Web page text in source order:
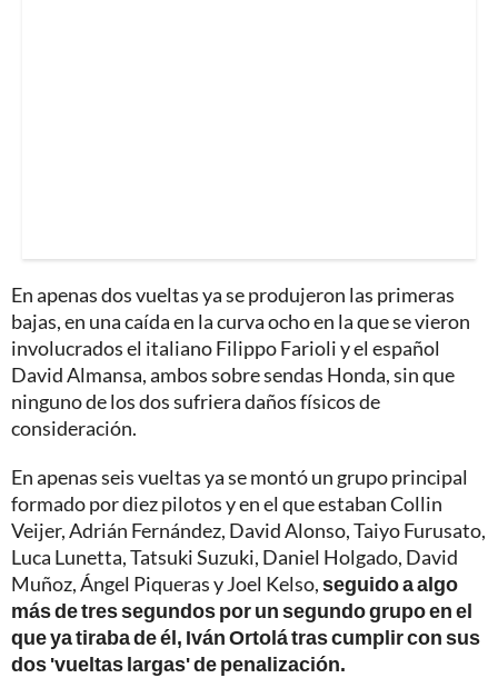
En apenas dos vueltas ya se produjeron las primeras
bajas, en una caída en la curva ocho en la que se vieron
involucrados el italiano Filippo Farioli y el español
David Almansa, ambos sobre sendas Honda, sin que
ninguno de los dos sufriera daños físicos de
consideración.
En apenas seis vueltas ya se montó un grupo principal
formado por diez pilotos y en el que estaban Collin
Veijer, Adrián Fernández, David Alonso, Taiyo Furusato,
Luca Lunetta, Tatsuki Suzuki, Daniel Holgado, David
Muñoz, Ángel Piqueras y Joel Kelso,seguido a algo
más de tres segundos por un segundo grupo en el
que ya tiraba de él, Iván Ortolá tras cumplir con sus
dos 'vueltas largas' de penalización.